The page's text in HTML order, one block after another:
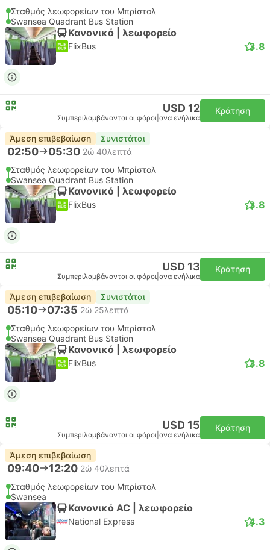
Σταθμός λεωφορείων του Μπρίστολ
Swansea Quadrant Bus Station
Κανονικό | λεωφορείο
FlixBus 3.8
USD 12
Συμπεριλαμβάνονται οι φόροι ανα ενήλικα
Κράτηση
Άμεση επιβεβαίωση Συνιστάται
02:50 05:30 2ώ 40λεπτά
Σταθμός λεωφορείων του Μπρίστολ
Swansea Quadrant Bus Station
Κανονικό | λεωφορείο
FlixBus 3.8
USD 13
Συμπεριλαμβάνονται οι φόροι ανα ενήλικα
Κράτηση
Άμεση επιβεβαίωση Συνιστάται
05:10 07:35 2ώ 25λεπτά
Σταθμός λεωφορείων του Μπρίστολ
Swansea Quadrant Bus Station
Κανονικό | λεωφορείο
FlixBus 3.8
USD 15
Συμπεριλαμβάνονται οι φόροι ανα ενήλικα
Κράτηση
Άμεση επιβεβαίωση
09:40 12:20 2ώ 40λεπτά
Σταθμός λεωφορείων του Μπρίστολ
Swansea
Κανονικό AC | λεωφορείο
National Express 4.3